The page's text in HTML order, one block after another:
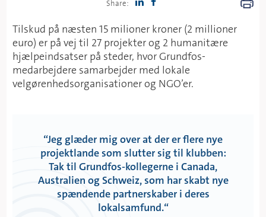
Share:
Tilskud på næsten 15 milioner kroner (2 millioner
euro) er på vej til 27 projekter og 2 humanitære
hjælpeindsatser på steder, hvor Grundfos-
medarbejdere samarbejder med lokale
velgørenhedsorganisationer og NGO’er.
“Jeg glæder mig over at der er flere nye
projektlande som slutter sig til klubben:
Tak til Grundfos-kollegerne i Canada,
Australien og Schweiz, som har skabt nye
spændende partnerskaber i deres
lokalsamfund.“